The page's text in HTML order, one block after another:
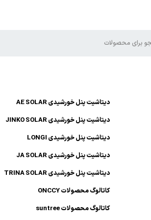
دیتاشیت پنل خورشیدی AE SOLAR
دیتاشیت پنل خورشیدی JINKO SOLAR
دیتاشیت پنل خورشیدی LONGI
دیتاشیت پنل خورشیدی JA SOLAR
دیتاشیت پنل خورشیدی TRINA SOLAR
کاتالوگ محصولات ONCCY
کاتالوگ محصولات suntree